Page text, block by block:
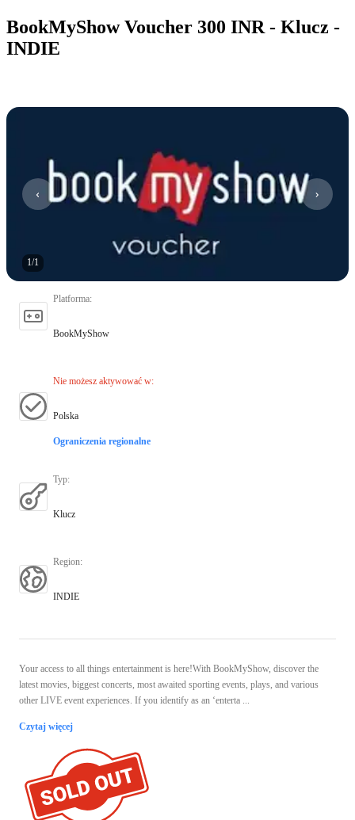
BookMyShow Voucher 300 INR - Klucz -
INDIE
1/1
Platforma:
BookMyShow
Nie możesz aktywować w:
Polska
Ograniczenia regionalne
Typ:
Klucz
Region:
INDIE
Your access to all things entertainment is here!With BookMyShow, discover the
latest movies, biggest concerts, most awaited sporting events, plays, and various
other LIVE event experiences. If you identify as an ‘enterta ...
Czytaj więcej